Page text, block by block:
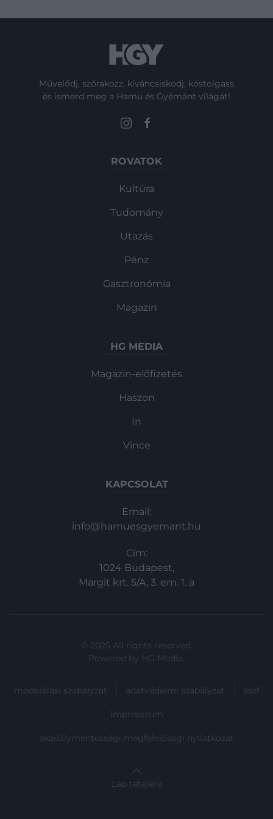
Művelődj, szórakozz, kíváncsiskodj, kóstolgass
és ismerd meg a Hamu és Gyémánt világát!
ROVATOK
Kultúra
Tudomány
Utazás
Pénz
Gasztronómia
Magazin
HG MEDIA
Magazin-előfizetés
Haszon
In
Vince
KAPCSOLAT
Email:
info@hamuesgyemant.hu
Cím:
1024 Budapest,
Margit krt. 5/A, 3. em. 1. a
© 2025 All rights reserved.
Powered by HG Media.
moderálási szabályzat adatvédelmi szabályzat ászf
impresszum
akadálymentességi megfelelőségi nyilatkozat
Lap tetejére